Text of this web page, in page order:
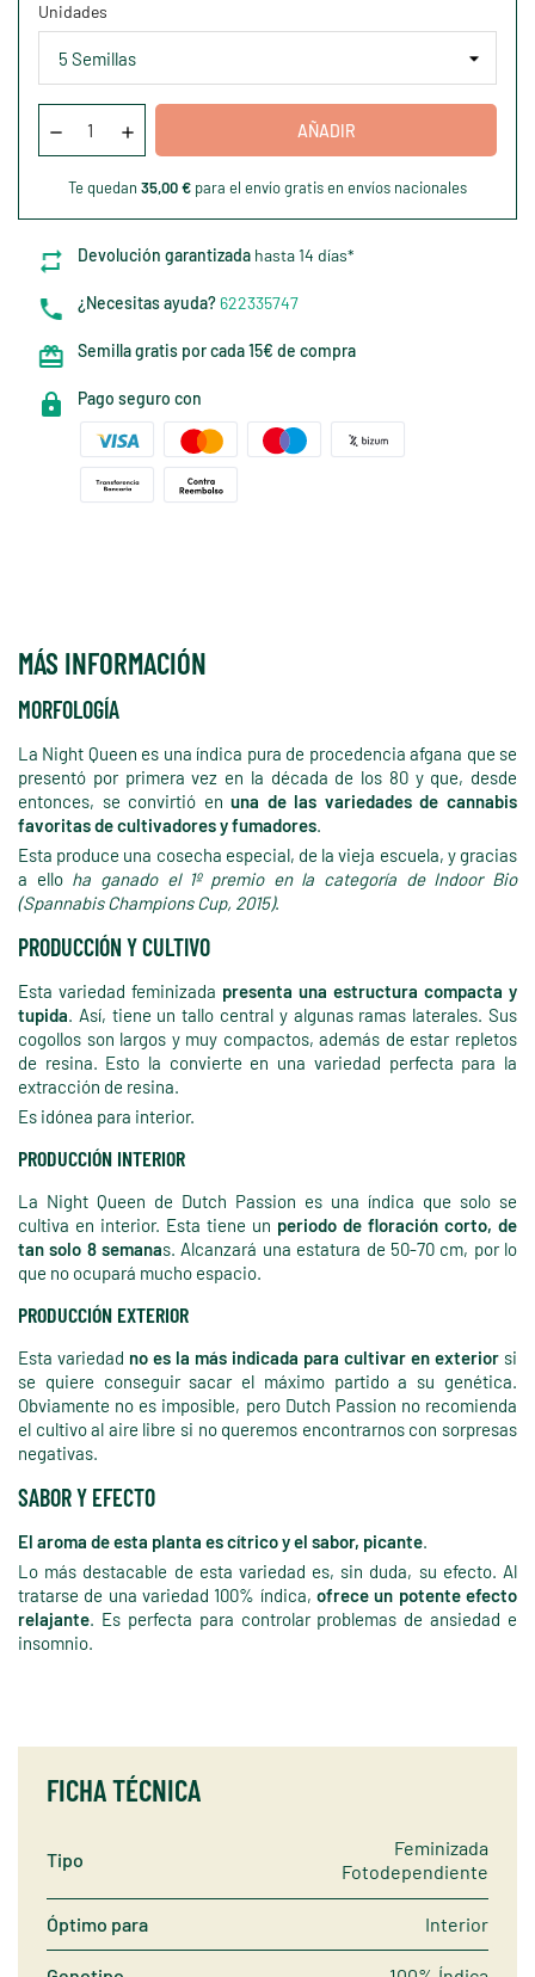
Unidades
AÑADIR
Te quedan 35,00 € para el envío gratis en envíos nacionales
Devolución garantizada hasta 14 días*
¿Necesitas ayuda?622335747
Semilla gratis por cada 15€ de compra
Pago seguro con
MÁS INFORMACIÓN
MORFOLOGÍA
La Night Queen es una índica pura de procedencia afgana que se
presentó por primera vez en la década de los 80 y que, desde
entonces, se convirtió enuna de las variedades de cannabis
favoritas de cultivadores y fumadores.
Esta produce una cosecha especial, de la vieja escuela, y gracias
a ello ha ganado el 1º premio en la categoría de Indoor Bio
(Spannabis Champions Cup, 2015).
PRODUCCIÓN Y CULTIVO
Esta variedad feminizada presenta una estructura compacta y
tupida. Así, tiene un tallo central y algunas ramas laterales. Sus
cogollos son largos y muy compactos, además de estar repletos
de resina. Esto la convierte en una variedad perfecta para la
extracción de resina.
Es idónea para interior.
PRODUCCIÓN INTERIOR
La Night Queen de Dutch Passion es una índica que solo se
cultiva en interior. Esta tiene un periodo de floración corto, de
tan solo 8 semanas. Alcanzará una estatura de 50-70 cm, por lo
que no ocupará mucho espacio.
PRODUCCIÓN EXTERIOR
Esta variedad no es la más indicada para cultivar en exterior si
se quiere conseguir sacar el máximo partido a su genética.
Obviamente no es imposible, pero Dutch Passion no recomienda
el cultivo al aire libre si no queremos encontrarnos con sorpresas
negativas.
SABOR Y EFECTO
El aroma de esta planta es cítrico y el sabor, picante.
Lo más destacable de esta variedad es, sin duda, su efecto. Al
tratarse de una variedad 100% índica, ofrece un potente efecto
relajante. Es perfecta para controlar problemas de ansiedad e
insomnio.
FICHA TÉCNICA
Tipo
Feminizada
Fotodependiente
Óptimo para Interior